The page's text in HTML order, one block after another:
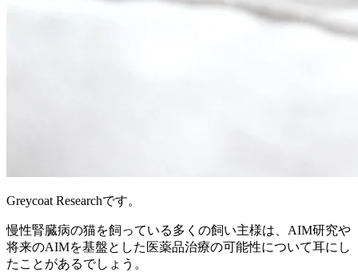
Greycoat Researchです。
慢性腎臓病の猫を飼っている多くの飼い主様は、AIM研究や
将来のAIMを基盤とした医薬品治療の可能性について耳にし
たことがあるでしょう。